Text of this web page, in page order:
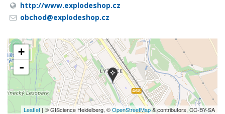
http://www.explodeshop.cz
obchod@explodeshop.cz
+
-
Leaflet | © GIScience Heidelberg, ©OpenStreetMap& contributors, CC-BY-SA